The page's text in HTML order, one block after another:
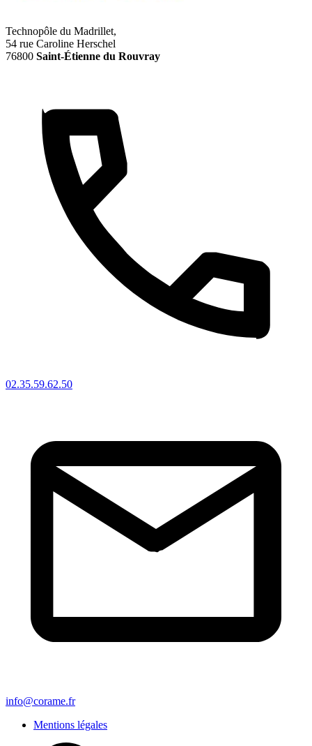
Technopôle du Madrillet,
54 rue Caroline Herschel
76800 Saint-Étienne du Rouvray
02.35.59.62.50
info@corame.fr
Mentions légales